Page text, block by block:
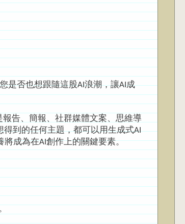
是否也想跟隨這股AI浪潮，讓AI成
報告、簡報、社群媒體文案、思維導
到的任何主題，都可以用生成式AI
將成為在AI創作上的關鍵要素。